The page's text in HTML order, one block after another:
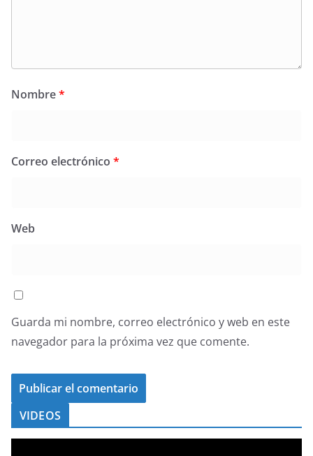
Nombre*
Correo electrónico *
Web
Guarda mi nombre, correo electrónico y web en este
navegador para la próxima vez que comente.
VIDEOS